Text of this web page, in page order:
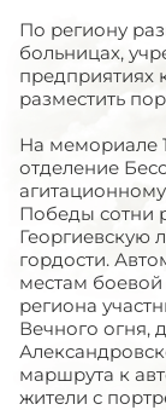
По региону
больницах,
разместить
На мемориале
отделение
Победы сотни
Георгиевскую
гордости.
местам
региона
Вечного огня,
маршрута к
жители с